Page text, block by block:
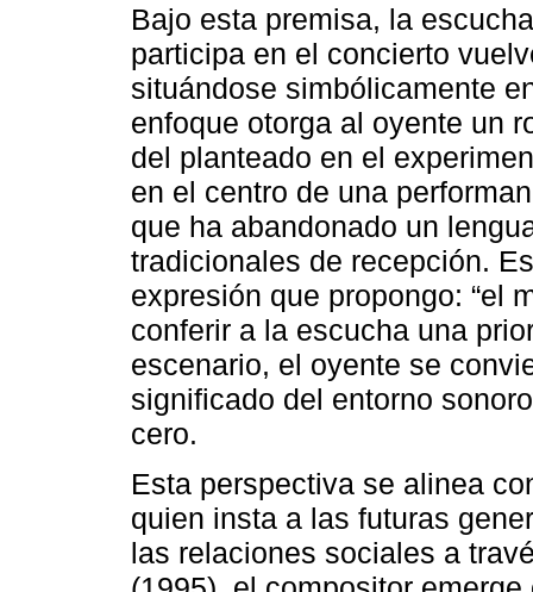
Bajo esta premisa, la
participa en el concierto
situándose simbólicamente
enfoque otorga al oyente un
del planteado en el
en el centro de una
que ha abandonado un
tradicionales de recepción.
expresión que propongo: “el
conferir a la escucha una
escenario, el oyente se
significado del entorno
cero.
Esta perspectiva se alinea
quien insta a las futuras
las relaciones sociales a